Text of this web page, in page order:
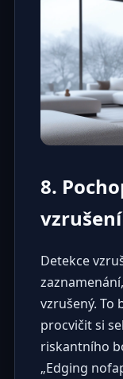
8.
Detekce
vzrušený. To
procvičit si
riskantního
„Edging